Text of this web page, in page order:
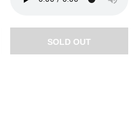
SOLD OUT